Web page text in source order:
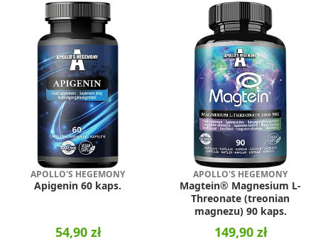
APOLLO'S HEGEMONY
Apigenin 60 kaps.
54,90 zł
APOLLO'S HEGEMONY
Magtein® Magnesium L-
Threonate (treonian
magnezu) 90 kaps.
149,90 zł